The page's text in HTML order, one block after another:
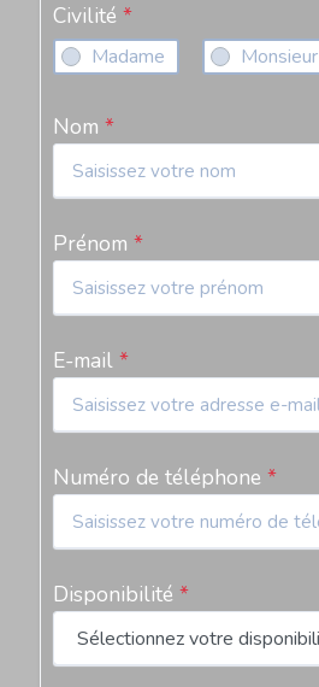
Civilité *
Madame Monsieur
Nom *
Prénom *
E-mail *
Numéro de téléphone *
Disponibilité *